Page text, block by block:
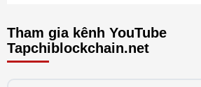
Tham gia kênh YouTube
Tapchiblockchain.net